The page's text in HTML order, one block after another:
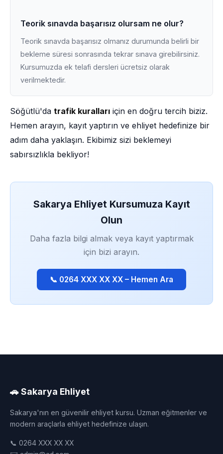
Teorik sınavda başarısız olursam ne olur?
Teorik sınavda başarısız olmanız durumunda belirli bir
bekleme süresi sonrasında tekrar sınava girebilirsiniz.
Kursumuzda ek telafi dersleri ücretsiz olarak
verilmektedir.
Söğütlü'da trafik kuralları için en doğru tercih biziz.
Hemen arayın, kayıt yaptırın ve ehliyet hedefinize bir
adım daha yaklaşın. Ekibimiz sizi beklemeyi
sabırsızlıkla bekliyor!
Sakarya Ehliyet Kursumuza Kayıt
Olun
Daha fazla bilgi almak veya kayıt yaptırmak
için bizi arayın.
📞 0264 XXX XX XX – Hemen Ara
🚗 Sakarya Ehliyet
Sakarya'nın en güvenilir ehliyet kursu. Uzman eğitmenler ve
modern araçlarla ehliyet hedefinize ulaşın.
📞 0264 XXX XX XX